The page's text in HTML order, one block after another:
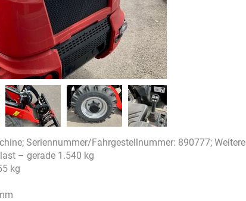
Seriennummer/Fahrgestellnummer: 890777; Weitere
– gerade 1.540 kg
kg